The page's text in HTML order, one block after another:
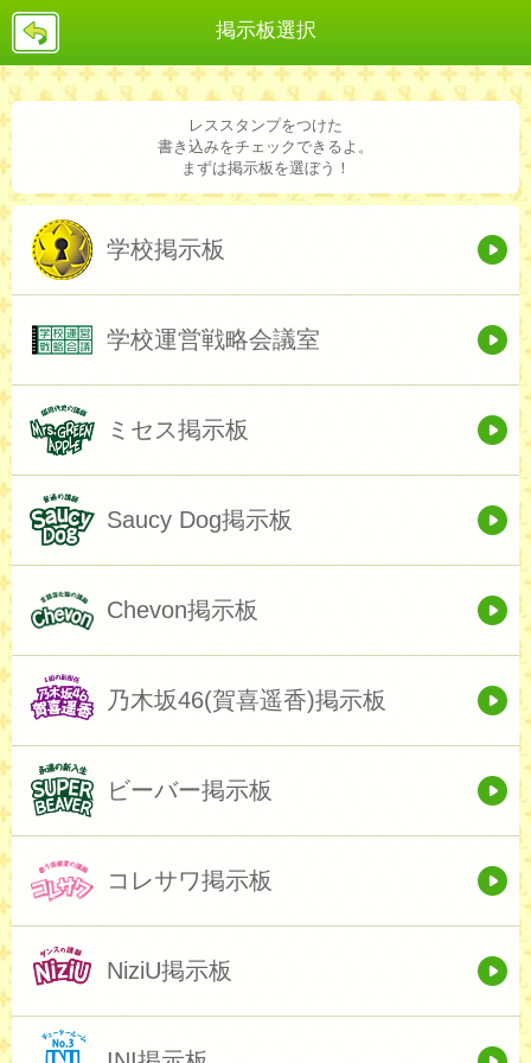
掲示板選択
戻
レススタンプをつけた
書き込みをチェックできるよ。
まずは掲示板を選ぼう！
学校掲示板
学校運営戦略会議室
ミセス掲示板
Saucy Dog掲示板
Chevon掲示板
乃木坂46(賀喜遥香)掲示板
ビーバー掲示板
コレサワ掲示板
NiziU掲示板